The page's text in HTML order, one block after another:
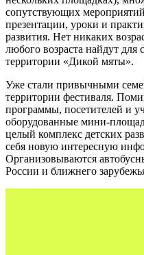
сопутствующих
презентации, уроки и
развития. Нет никаких
любого возраста найдут для
территории «Дикой мяты».
Уже стали привычными
территории фестиваля.
программы, посетителей и
оборудованные мини-
целый комплекс детских
себя новую интересную
Организовываются
России и ближнего